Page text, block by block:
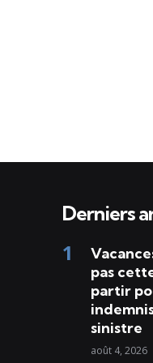
Derniers
pas
partir
sinistre
août 4, 2026